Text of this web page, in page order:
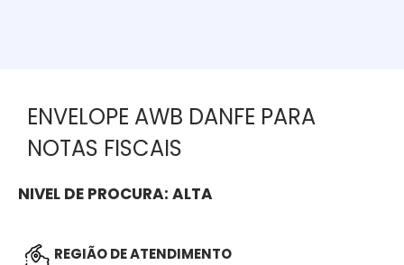
ENVELOPE AWB DANFE PARA
NOTAS FISCAIS
NIVEL DE PROCURA: ALTA
REGIÃO DE ATENDIMENTO